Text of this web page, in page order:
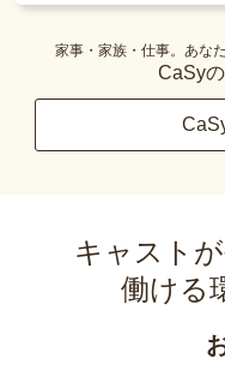
家事・家族・仕事。あな
CaSy
キャスト
働ける